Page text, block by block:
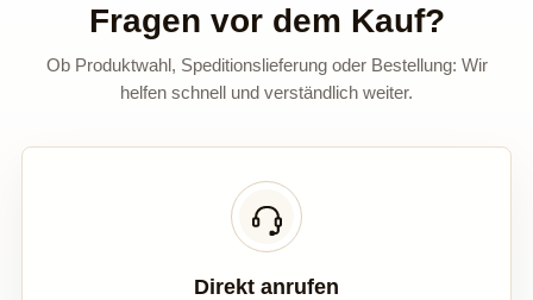
Fragen vor dem Kauf?
Ob Produktwahl, Speditionslieferung oder Bestellung: Wir
helfen schnell und verständlich weiter.
Direkt anrufen